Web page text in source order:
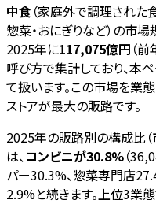
中食 （家庭外で調理された
惣菜・おにぎりなど）の市
2025年に117,075億円 （
呼び方で集計しており、本
て扱います。この市場を業態
ストアが最大の販路です。
2025年の販路別の構成比
は、 コンビニが30.8%（
パー30.3%、惣菜専門店
2.9%と続きます。上位3業